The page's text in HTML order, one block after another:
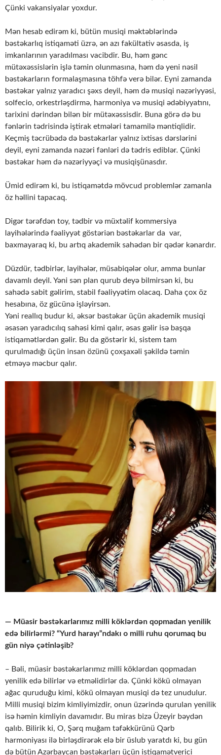
Çünki vakansiyalar yoxdur.
Mən hesab edirəm ki, bütün musiqi məktəblərində
bəstəkarlıq istiqaməti üzrə, ən azı fakültativ əsasda, iş
imkanlarının yaradılması vacibdir. Bu, həm gənc
mütəxəssislərin işlə təmin olunmasına, həm də yeni nəsil
bəstəkarların formalaşmasına töhfə verə bilər. Eyni zamanda
bəstəkar yalnız yaradıcı şəxs deyil, həm də musiqi nəzəriyyəsi,
solfecio, orkestrləşdirmə, harmoniya və musiqi ədəbiyyatını,
tarixini dərindən bilən bir mütəxəssisdir. Buna görə də bu
fənlərin tədrisində iştirak etmələri tamamilə məntiqlidir.
Keçmiş təcrübədə də bəstəkarlar yalnız ixtisas dərslərini
deyil, eyni zamanda nəzəri fənləri də tədris ediblər. Çünki
bəstəkar həm də nəzəriyyəçi və musiqişünasdır.
Ümid edirəm ki, bu istiqamətdə mövcud problemlər zamanla
öz həllini tapacaq.
Digər tərəfdən toy, tədbir və müxtəlif kommersiya
layihələrində fəaliyyət göstəriən bəstəkarlar da var,
baxmayaraq ki, bu artıq akademik sahədən bir qədər kənardır.
Düzdür, tədbirlər, layihələr, müsabiqələr olur, amma bunlar
davamlı deyil. Yəni sən plan qurub deyə bilmirsən ki, bu
sahədə sabit gəlirim, stabil fəaliyyətim olacaq. Daha çox öz
hesabına, öz gücünə işləyirsən.
Yəni reallıq budur ki, əksər bəstəkar üçün akademik musiqi
əsasən yaradıcılıq sahəsi kimi qalır, əsas gəlir isə başqa
istiqamətlərdən gəlir. Bu da göstərir ki, sistem tam
qurulmadığı üçün insan özünü çoxşaxəli şəkildə təmin
etməyə məcbur qalır.
— Müasir bəstəkarlarımız milli köklərdən qopmadan yenilik
edə bilirlərmi? “Yurd harayı”ndakı o milli ruhu qorumaq bu
gün niyə çətinləşib?
– Bəli, müasir bəstəkarlarımız milli köklərdən qopmadan
yenilik edə bilirlər və etməlidirlər də. Çünki kökü olmayan
ağac quruduğu kimi, kökü olmayan musiqi də tez unudulur.
Milli musiqi bizim kimliyimizdir, onun üzərində qurulan yenilik
isə həmin kimliyin davamıdır. Bu miras bizə Üzeyir bəydən
qalıb. Bilirik ki, O, Şərq muğam təfəkkürünü Qərb
harmoniyası ilə birləşdirərək elə bir üslub yaratdı ki, bu gün
də bütün Azərbaycan bəstəkarları üçün istiqamətverici